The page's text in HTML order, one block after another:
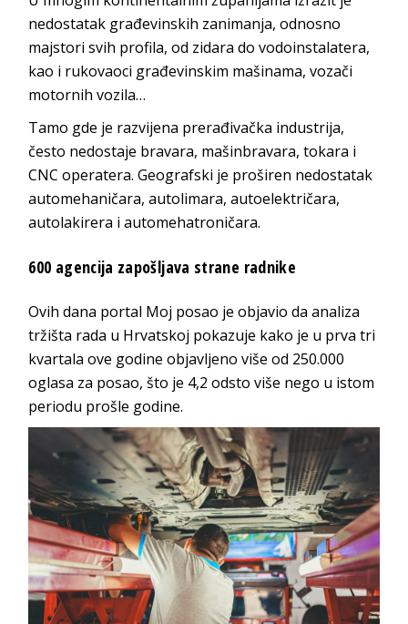
nedostatak građevinskih zanimanja, odnosno
majstori svih profila, od zidara do vodoinstalatera,
kao i rukovaoci građevinskim mašinama, vozači
motornih vozila…
Tamo gde je razvijena prerađivačka industrija,
često nedostaje bravara, mašinbravara, tokara i
CNC operatera. Geografski je proširen nedostatak
automehaničara, autolimara, autoelektričara,
autolakirera i automehatroničara.
600 agencija zapošljava strane radnike
Ovih dana portal Moj posao je objavio da analiza
tržišta rada u Hrvatskoj pokazuje kako je u prva tri
kvartala ove godine objavljeno više od 250.000
oglasa za posao, što je 4,2 odsto više nego u istom
periodu prošle godine.